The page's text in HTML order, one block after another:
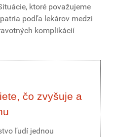
ktoré považujeme
podľa lekárov medzi
komplikácií
čo zvyšuje a
ľudí jednou